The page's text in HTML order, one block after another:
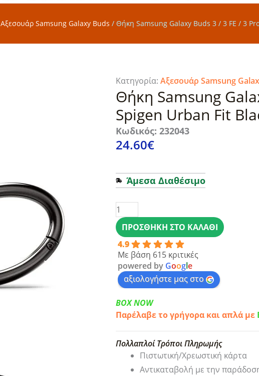
Αξεσουάρ Samsung Galaxy Buds / Θήκη Samsung Galaxy Buds 3 / 3 FE / 3
Κατηγορία: Αξεσουάρ Samsung
Θήκη Samsung
Spigen Urban Fit
Κωδικός: 232043
24.60€
Άμεσα Διαθέσιμο
Samsung
Galaxy
Buds
3
3
/
3
Pro
Spigen
ΠΡΟΣΘΉΚΗ ΣΤΟ ΚΑΛΆΘΙ
4.9
Με βάση 615 κριτικές
powered by Google
αξιολογήστε μας στο
BOX NOW
Παρέλαβε το γρήγορα και απλά με
Πολλαπλοί Τρόποι Πληρωμής
Πιστωτική/Χρεωστική κάρτα
Αντικαταβολή με την